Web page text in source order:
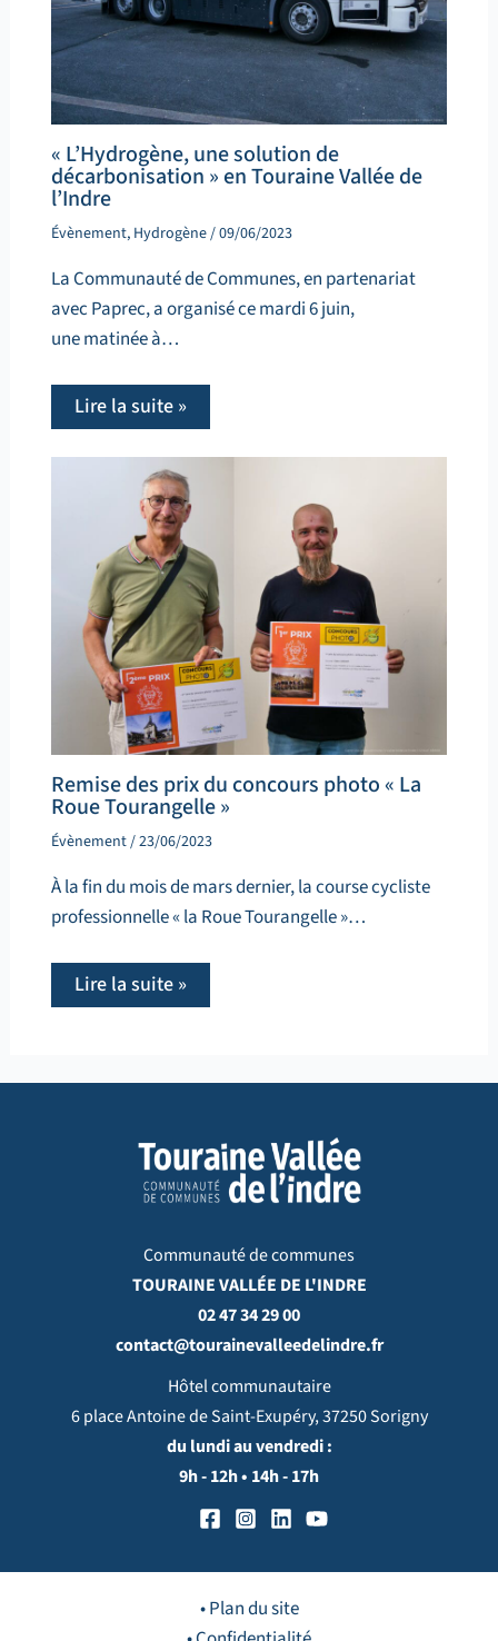
« L’Hydrogène, une solution de
décarbonisation » en Touraine Vallée de
l’Indre
Évènement, Hydrogène/09/06/2023
La Communauté de Communes, en partenariat
avec Paprec, a organisé ce mardi 6 juin,
une matinée à…
Lire la suite »
Remise des prix du concours photo « La
Roue Tourangelle »
Évènement/23/06/2023
À la fin du mois de mars dernier, la course cycliste
professionnelle « la Roue Tourangelle »…
Lire la suite »
Communauté de communes
TOURAINE VALLÉE DE L'INDRE
02 47 34 29 00
contact@tourainevalleedelindre.fr
Hôtel communautaire
6 place Antoine de Saint-Exupéry, 37250 Sorigny
du lundi au vendredi :
9h - 12h • 14h - 17h
• Plan du site